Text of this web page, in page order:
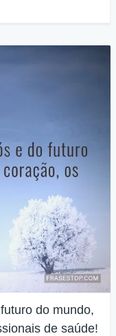
do mundo,
de saúde!